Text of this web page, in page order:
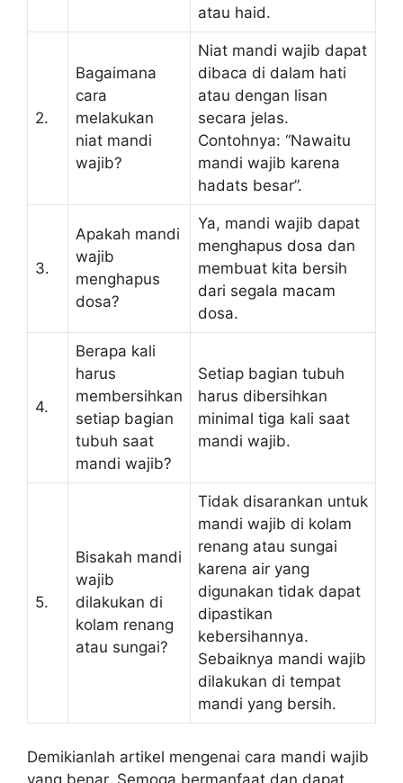
atau haid.
2.
Bagaimana
cara
melakukan
niat mandi
wajib?
Niat mandi wajib dapat
dibaca di dalam hati
atau dengan lisan
secara jelas.
Contohnya: “Nawaitu
mandi wajib karena
hadats besar”.
3.
Apakah mandi
wajib
menghapus
dosa?
Ya, mandi wajib dapat
menghapus dosa dan
membuat kita bersih
dari segala macam
dosa.
4.
Berapa kali
harus
membersihkan
setiap bagian
tubuh saat
mandi wajib?
Setiap bagian tubuh
harus dibersihkan
minimal tiga kali saat
mandi wajib.
5.
Bisakah mandi
wajib
dilakukan di
kolam renang
atau sungai?
Tidak disarankan untuk
mandi wajib di kolam
renang atau sungai
karena air yang
digunakan tidak dapat
dipastikan
kebersihannya.
Sebaiknya mandi wajib
dilakukan di tempat
mandi yang bersih.
Demikianlah artikel mengenai cara mandi wajib
yang benar. Semoga bermanfaat dan dapat